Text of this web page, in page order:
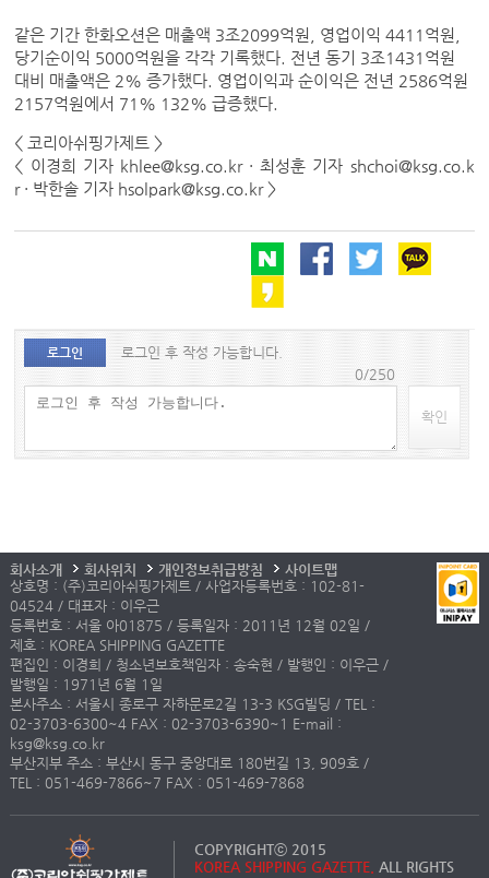
같은 기간 한화오션은 매출액 3조2099억원, 영업이익 4411억원,
당기순이익 5000억원을 각각 기록했다. 전년 동기 3조1431억원
대비 매출액은 2% 증가했다. 영업이익과 순이익은 전년 2586억원
2157억원에서 71% 132% 급증했다.
< 코리아쉬핑가제트 >
< 이경희 기자 khlee@ksg.co.kr · 최성훈 기자 shchoi@ksg.co.k
r · 박한솔 기자 hsolpark@ksg.co.kr >
로그인
로그인 후 작성 가능합니다.
0/250
확인
회사소개 회사위치 개인정보취급방침
사이트맵
상호명 : (주)코리아쉬핑가제트 / 사업자등록번호 : 102-81-
04524 / 대표자 : 이우근
등록번호 : 서울 아01875 / 등록일자 : 2011년 12월 02일 /
제호 : KOREA SHIPPING GAZETTE
편집인 : 이경희 / 청소년보호책임자 : 송숙현 / 발행인 : 이우근 /
발행일 : 1971년 6월 1일
본사주소 : 서울시 종로구 자하문로2길 13-3 KSG빌딩 / TEL :
02-3703-6300~4 FAX : 02-3703-6390~1 E-mail :
ksg@ksg.co.kr
부산지부 주소 : 부산시 동구 중앙대로 180번길 13, 909호 /
TEL : 051-469-7866~7 FAX : 051-469-7868
COPYRIGHTⓒ 2015
KOREA SHIPPING GAZETTE. ALL RIGHTS